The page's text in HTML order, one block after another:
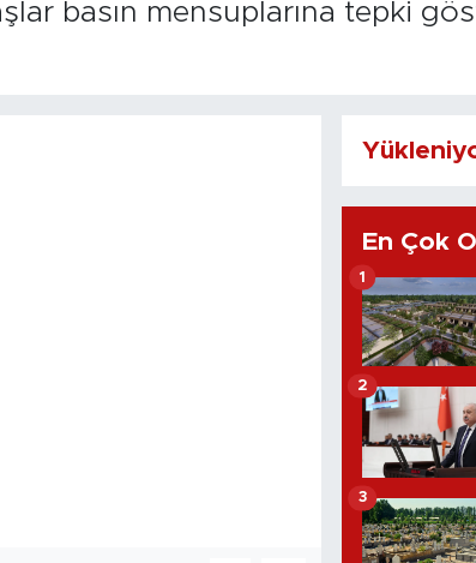
basın mensuplarına tepki
En Çok
1
2
3